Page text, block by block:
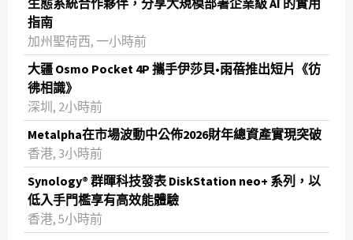
生態系統合作夥伴，分享大規模部署企業級 AI 的實用
指南
加州聖荷西, 一小時前
大疆 Osmo Pocket 4P 攜手伊莎貝•雨蓓推出短片《彷
彿相識》
深圳, 2小時前
Metalpha在市場波動中公佈2026財年總資產實現突破
‌香港, 3小時前
Synology® 群暉科技發表 DiskStation neo+ 系列，以
低入手門檻享有高效能體驗
香港, 5小時前